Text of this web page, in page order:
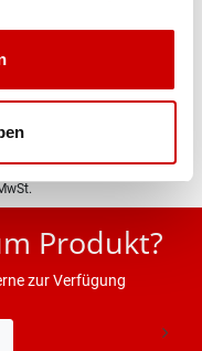
Produkt?
zur Verfügung